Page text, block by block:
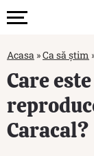
Acasa »Ca să știm
Care
Caracal?